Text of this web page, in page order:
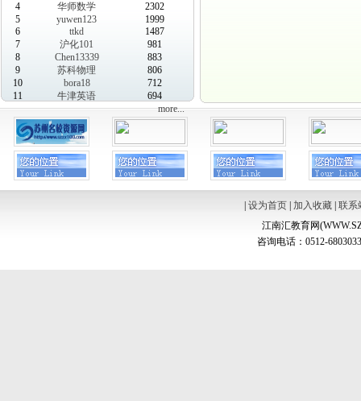
4
华师数学
2302
5
yuwen123
1999
6
ttkd
1487
7
沪化101
981
8
Chen13339
883
9
苏科物理
806
10
bora18
712
11
牛津英语
694
more...
设为首页| 加入收藏| 联系
江南汇教育网
咨询电话：0512-